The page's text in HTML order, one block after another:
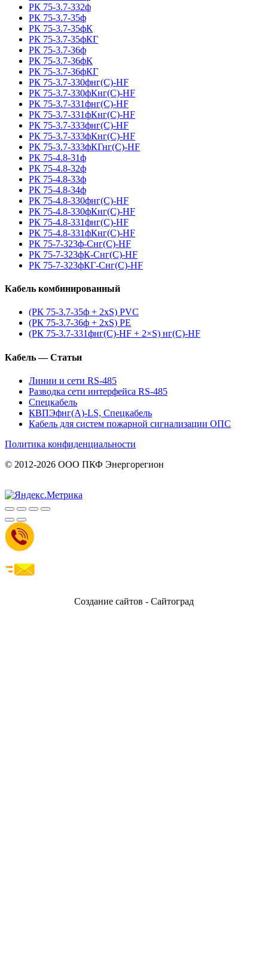
РК 75-3.7-332ф
РК 75-3.7-35ф
РК 75-3.7-35фК
РК 75-3.7-35фКГ
РК 75-3.7-36ф
РК 75-3.7-36фК
РК 75-3.7-36фКГ
РК 75-3.7-330фнг(С)-HF
РК 75-3.7-330фКнг(С)-HF
РК 75-3.7-331фнг(С)-HF
РК 75-3.7-331фКнг(С)-HF
РК 75-3.7-333фнг(С)-HF
РК 75-3.7-333фКнг(С)-HF
РК 75-3.7-333фКГнг(С)-HF
РК 75-4.8-31ф
РК 75-4.8-32ф
РК 75-4.8-33ф
РК 75-4.8-34ф
РК 75-4.8-330фнг(С)-HF
РК 75-4.8-330фКнг(С)-HF
РК 75-4.8-331фнг(С)-HF
РК 75-4.8-331фКнг(С)-HF
РК 75-7-323ф-Снг(С)-HF
РК 75-7-323фК-Снг(С)-HF
РК 75-7-323фКГ-Снг(С)-HF
Кабель комбинированный
(РК 75-3.7-35ф + 2xS) PVC
(РК 75-3.7-36ф + 2xS) PE
(РК 75-3.7-331фнг(С)-HF + 2×S) нг(С)-HF
Кабель — Статьи
Линии и сети RS-485
Разводка сети интерфейса RS-485
Спецкабель
КВПЭфнг(А)-LS, Спецкабель
Кабель для систем пожарной сигнализации ОПС
Политика конфиденциальности
© 2012-2026 ООО ПКФ Энергорегион
Создание сайтов - Сайтоград